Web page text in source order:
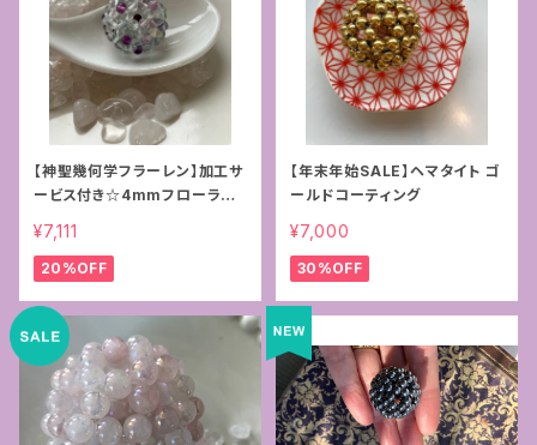
【神聖幾何学フラーレン】加工サ
ービス付き☆4mmフローライ
¥7,111
20%OFF
【年末年始SALE】ヘマタイト ゴ
ールドコーティング
¥7,000
30%OFF